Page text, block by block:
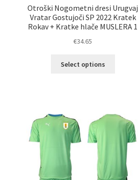
Otroški Nogometni dresi Urugvaj
Vratar Gostujoči SP 2022 Kratek
Rokav + Kratke hlače MUSLERA 1
€34.65
Select options
Možnosti
lahko
izberete
strani
izdelka